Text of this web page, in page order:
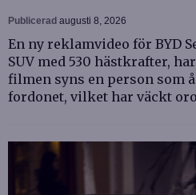
Publicerad augusti 8, 2026
En ny reklamvideo för BYD
SUV med 530 hästkrafter,
filmen syns en person som
fordonet, vilket har väckt